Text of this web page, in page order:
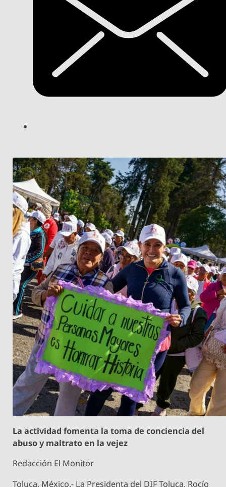
La actividad fomenta la toma de conciencia del
abuso y maltrato en la vejez
Redacción El Monitor
Toluca, México.- La Presidenta del DIF Toluca, Rocío